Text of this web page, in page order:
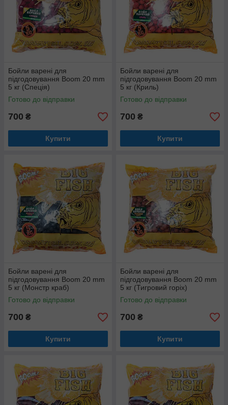
Бойли варені для
підгодовування Boom 20 mm
5 кг (Спеція)
Готово до відправки
700 ₴
Купити
Бойли варені для
підгодовування Boom 20 mm
5 кг (Криль)
Готово до відправки
700 ₴
Купити
Бойли варені для
підгодовування Boom 20 mm
5 кг (Монстр краб)
Готово до відправки
700 ₴
Купити
Бойли варені для
підгодовування Boom 20 mm
5 кг (Тигровий горіх)
Готово до відправки
700 ₴
Купити